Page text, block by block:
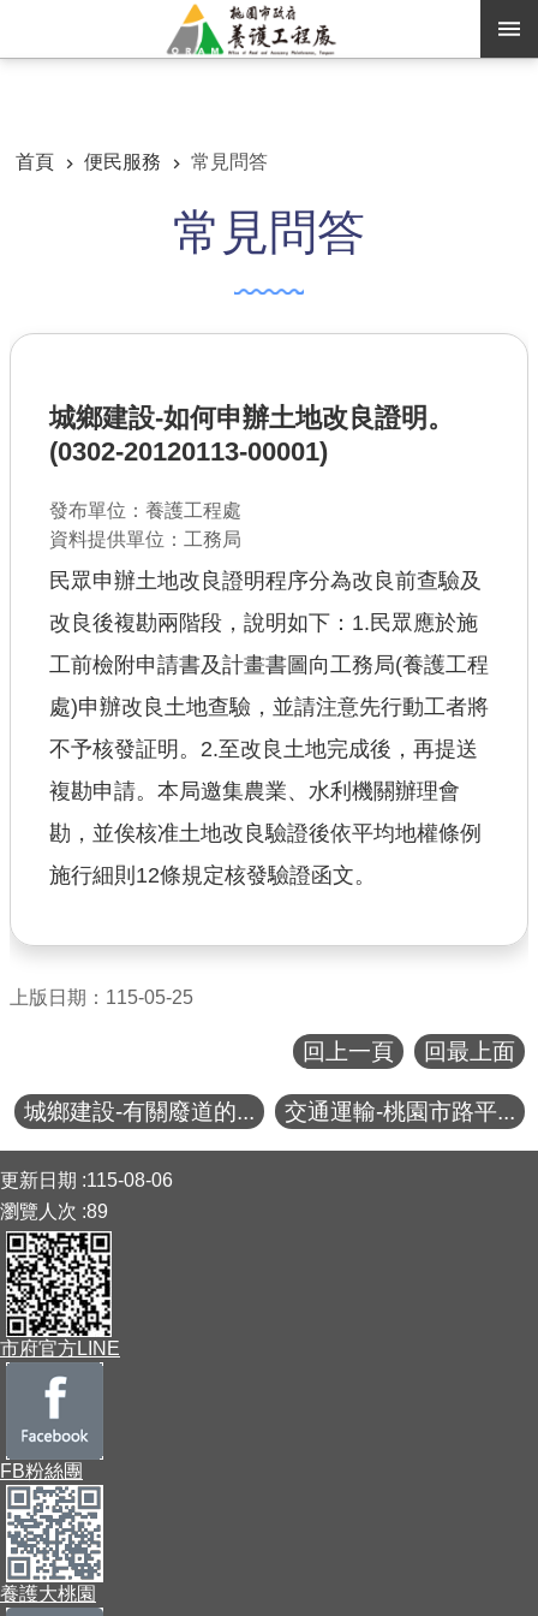
進階搜尋
便民服務
資訊公開
路燈
公共工程
回首頁
網站導覽
常見問答
桃園市政府
隱私權政策
首頁
便民服務 常見問答
常見問答
城鄉建設-如何申辦土地改良證明。
(0302-20120113-00001)
發布單位：養護工程處
資料提供單位：工務局
民眾申辦土地改良證明程序分為改良前查驗及
改良後複勘兩階段，說明如下：1.民眾應於施
工前檢附申請書及計畫書圖向工務局(養護工程
處)申辦改良土地查驗，並請注意先行動工者將
不予核發証明。2.至改良土地完成後，再提送
複勘申請。本局邀集農業、水利機關辦理會
勘，並俟核准土地改良驗證後依平均地權條例
施行細則12條規定核發驗證函文。
上版日期：115-05-25
回上一頁 回最上面
城鄉建設-有關廢道的... 交通運輸-桃園市路平...
更新日期
115-08-06
瀏覽人次 89
市府官方LINE
FB粉絲團
養護大桃園